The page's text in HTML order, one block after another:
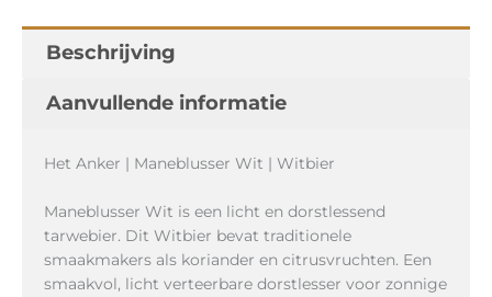
Beschrijving
Aanvullende informatie
Het Anker | Maneblusser Wit | Witbier
Maneblusser Wit is een licht en dorstlessend
tarwebier. Dit Witbier bevat traditionele
smaakmakers als koriander en citrusvruchten. Een
smaakvol, licht verteerbare dorstlesser voor zonnige